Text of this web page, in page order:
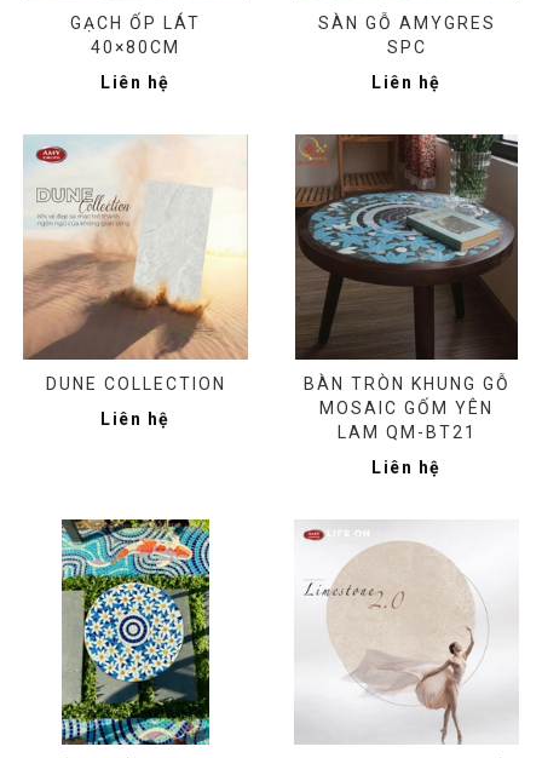
GẠCH ỐP LÁT
40×80CM
Liên hệ
SÀN GỖ AMYGRES
SPC
Liên hệ
DUNE COLLECTION
Liên hệ
BÀN TRÒN KHUNG GỖ
MOSAIC GỐM YÊN
LAM QM-BT21
Liên hệ